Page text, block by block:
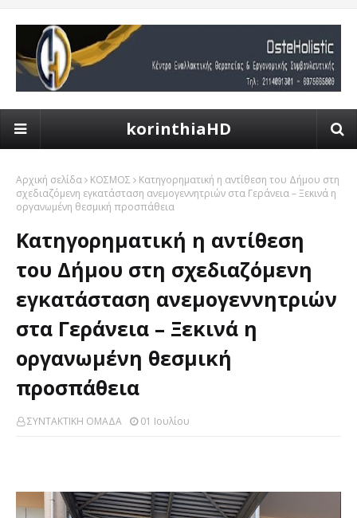
korinthiaHD
Αρχική σελίδα ΚΟΣΜΟΣ
Κατηγορηματική η αντίθεση του Δήμου στη
σχεδιαζόμενη εγκατάσταση ανεμογεννητριών στα Γεράνεια – Ξεκινά η
οργανωμένη θεσμική προσπάθεια
Κατηγορηματική η αντίθεση
του Δήμου στη σχεδιαζόμενη
εγκατάσταση ανεμογεννητριών
στα Γεράνεια – Ξεκινά η
οργανωμένη θεσμική
προσπάθεια
ΣΥΝΤΑΚΤΙΚΗ ΟΜΑΔΑ 01 Ιουλίου